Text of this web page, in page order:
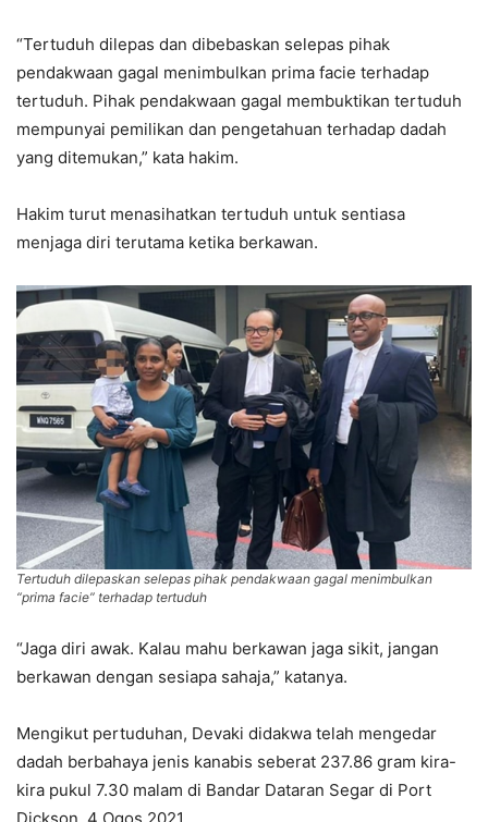
“Tertuduh dilepas dan dibebaskan selepas pihak
pendakwaan gagal menimbulkan prima facie terhadap
tertuduh. Pihak pendakwaan gagal membuktikan tertuduh
mempunyai pemilikan dan pengetahuan terhadap dadah
yang ditemukan,” kata hakim.
Hakim turut menasihatkan tertuduh untuk sentiasa
menjaga diri terutama ketika berkawan.
Tertuduh dilepaskan selepas pihak pendakwaan gagal menimbulkan
“prima facie” terhadap tertuduh
“Jaga diri awak. Kalau mahu berkawan jaga sikit, jangan
berkawan dengan sesiapa sahaja,” katanya.
Mengikut pertuduhan, Devaki didakwa telah mengedar
dadah berbahaya jenis kanabis seberat 237.86 gram kira-
kira pukul 7.30 malam di Bandar Dataran Segar di Port